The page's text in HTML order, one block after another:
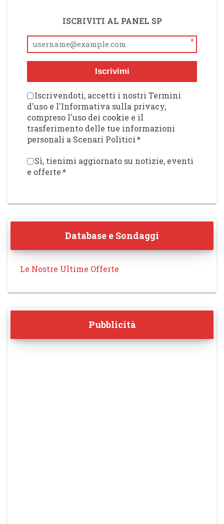
ISCRIVITI AL PANEL SP
*
Iscrivimi
Iscrivendoti, accetti i nostri Termini
d'uso e l'Informativa sulla privacy,
compreso l'uso dei cookie e il
trasferimento delle tue informazioni
personali a Scenari Politici*
Sì, tienimi aggiornato su notizie, eventi
e offerte*
Database e Sondaggi
Le Nostre Ultime Offerte
Pubblicità